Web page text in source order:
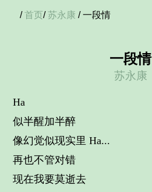
/首页/苏永康 / 一段情
一段情
苏永康
Ha
似半醒加半醉
像幻觉似现实里 Ha...
再也不管对错
现在我要莫逝去